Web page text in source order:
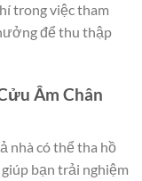
trong việc tham
để thu thập
Âm Chân
nhà có thể tha hồ
bạn trải nghiệm